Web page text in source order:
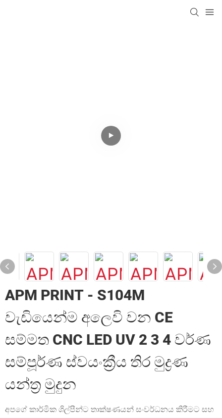
APM PRINT - S104M
වැඩියෙන්ම අලෙවි වන CE
සම්මත CNC LED UV 2 3 4 වර්ණ
සම්පූර්ණ ස්වයංක්‍රීය තිර මුද්‍රණ
යන්ත්‍ර මුදුන
අපගේ කාර්මික ශිල්පීන්ට තාක්ෂණයන් සංවර්ධනය කිරීමට සහ